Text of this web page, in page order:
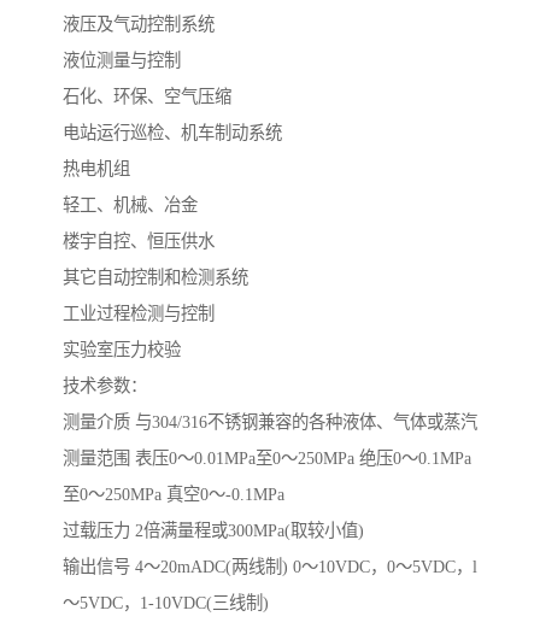
液压及气动控制系统
液位测量与控制
石化、环保、空气压缩
电站运行巡检、机车制动系统
热电机组
轻工、机械、冶金
楼宇自控、恒压供水
其它自动控制和检测系统
工业过程检测与控制
实验室压力校验
技术参数：
测量介质 与304/316不锈钢兼容的各种液体、气体或蒸汽
测量范围 表压0～0.01MPa至0～250MPa 绝压0～0.1MPa
至0～250MPa 真空0～-0.1MPa
过载压力 2倍满量程或300MPa(取较小值)
输出信号 4～20mADC(两线制) 0～10VDC，0～5VDC，l
～5VDC，1-10VDC(三线制)